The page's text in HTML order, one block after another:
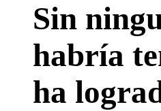
Sin
habría
ha